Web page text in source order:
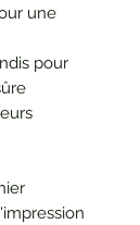
une
pour